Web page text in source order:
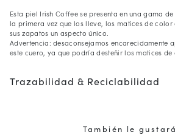
Esta piel Irish Coffee se presenta en una gama
la primera vez que los lleve, los matices de
sus zapatos un aspecto único.
Advertencia: desaconsejamos encarecidamente
este cuero, ya que podría desteñir los matices de
Trazabilidad & Reciclabilidad
También le